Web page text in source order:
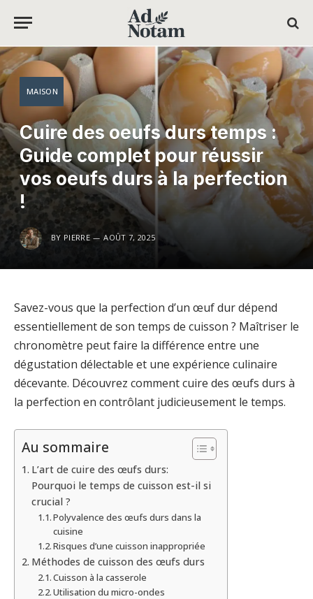
MAISON
Cuire des oeufs durs temps :
Guide complet pour réussir
vos oeufs durs à la perfection
!
BY PIERRE AOÛT 7, 2025
Savez-vous que la perfection d’un œuf dur dépend
essentiellement de son temps de cuisson ? Maîtriser le
chronomètre peut faire la différence entre une
dégustation délectable et une expérience culinaire
décevante. Découvrez comment cuire des œufs durs à
la perfection en contrôlant judicieusement le temps.
Au sommaire
L’art de cuire des œufs durs:
Pourquoi le temps de cuisson est-il si
crucial ?
Polyvalence des œufs durs dans la
cuisine
Risques d’une cuisson inappropriée
Méthodes de cuisson des œufs durs
Cuisson à la casserole
Utilisation du micro-ondes